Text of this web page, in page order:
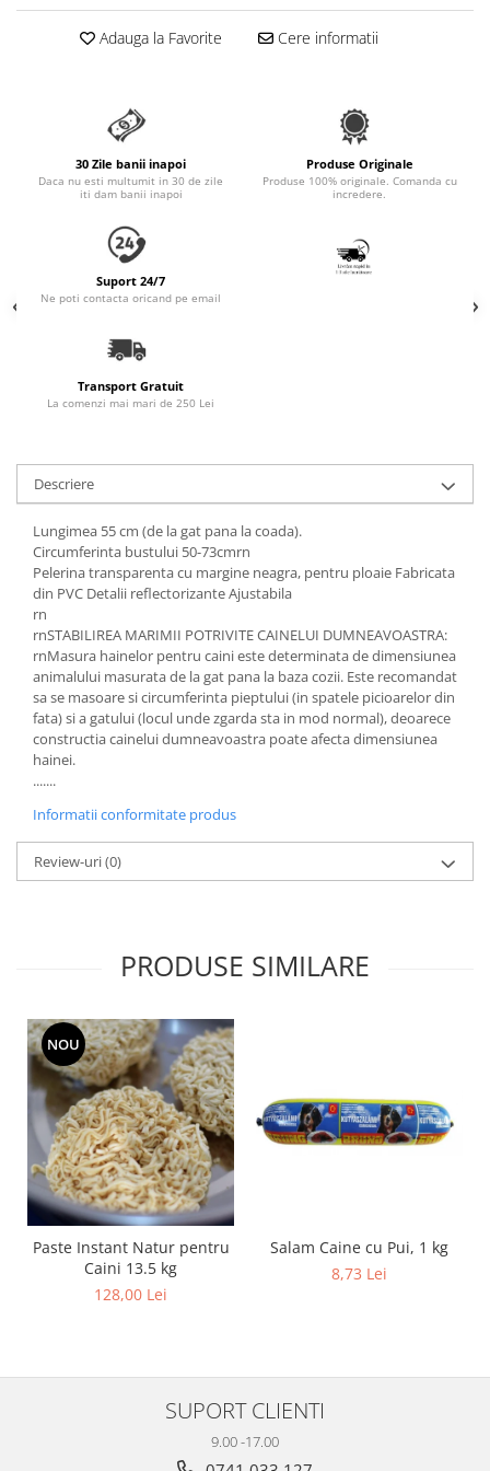
Accesorii Auto & Bicicletă
Accesorii Acasă și Mobilier
Adauga la Favorite Cere informatii
30 Zile banii inapoi
Daca nu esti multumit in 30 de zile
iti dam banii inapoi
Produse Originale
Produse 100% originale. Comanda cu
incredere.
Suport 24/7
Ne poti contacta oricand pe email
Transport Gratuit
La comenzi mai mari de 250 Lei
Descriere
Lungimea 55 cm (de la gat pana la coada).
Circumferinta bustului 50-73cmrn
Pelerina transparenta cu margine neagra, pentru ploaie Fabricata
din PVC Detalii reflectorizante Ajustabila
rn
rnSTABILIREA MARIMII POTRIVITE CAINELUI DUMNEAVOASTRA:
rnMasura hainelor pentru caini este determinata de dimensiunea
animalului masurata de la gat pana la baza cozii. Este recomandat
sa se masoare si circumferinta pieptului (in spatele picioarelor din
fata) si a gatului (locul unde zgarda sta in mod normal), deoarece
constructia cainelui dumneavoastra poate afecta dimensiunea
hainei.
.......
Informatii conformitate produs
Review-uri(0)
PRODUSE SIMILARE
NOU
Paste Instant Natur pentru
Caini 13.5 kg
128,00 Lei
Salam Caine cu Pui, 1 kg
8,73 Lei
SUPORT CLIENTI
9.00 -17.00